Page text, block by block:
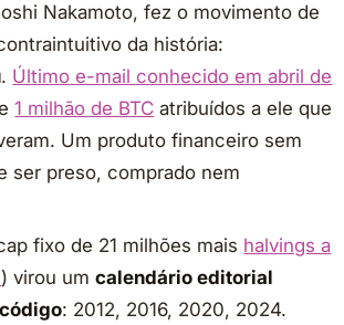
Nakamoto, fez o movimento de
da história:
. Último e-mail conhecido em abril de
1 milhão de BTC atribuídos a ele que
Um produto financeiro sem
ser preso, comprado nem
fixo de 21 milhões mais halvings a
) virou umcalendário editorial
: 2012, 2016, 2020, 2024.